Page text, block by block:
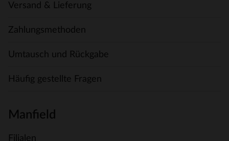
Versand & Lieferung
Zahlungsmethoden
Umtausch und Rückgabe
Häufig gestellte Fragen
Manfield
Filialen